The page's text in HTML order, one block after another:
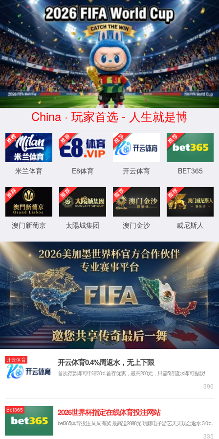
太阳集团网tyc9728(有限公司)-品
牌企业
语言选择
English
首页>行业领域>服装鞋帽
行业领域
服装鞋帽
变色材料在服装鞋帽的应用
共1页1条
XML 地图